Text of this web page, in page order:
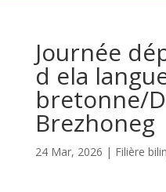
Journée
d ela
bretonne/
Brezhoneg
24 Mar, 2026 | Filière